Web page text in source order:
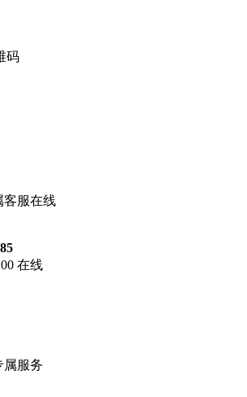
码
客服在线
在线
属服务